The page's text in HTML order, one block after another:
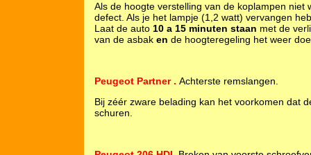
Als de hoogte verstelling van de koplampen
defect. Als je het lampje (1,2 watt) vervangen
Laat de auto 10 a 15 minuten staan met de
van de asbak en de hoogteregeling het weer
Peugeot Partner . Achterste remslangen.
Bij zéér zware belading kan het voorkomen dat
schuren.